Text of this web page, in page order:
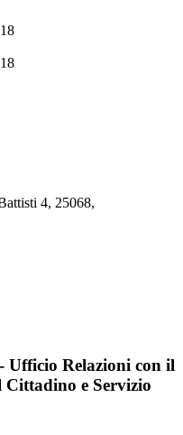
4, 25068,
Relazioni con il
e Servizio